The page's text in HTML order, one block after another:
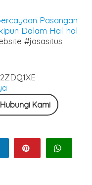
Pasangan
Dalam Hal-hal
#jasasitus
Hubungi Kami